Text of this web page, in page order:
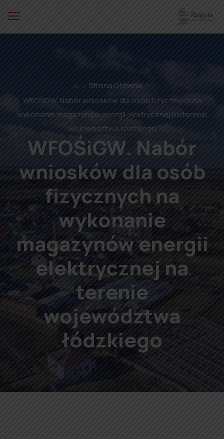
⌂
Strona Główna
WFOŚiGW. Nabór wniosków dla osób fizycznych na
wykonanie magazynów energii elektrycznej na terenie
województwa łódzkiego
WFOŚiGW. Nabór
wniosków dla osób
fizycznych na
wykonanie
magazynów energii
elektrycznej na
terenie
województwa
łódzkiego